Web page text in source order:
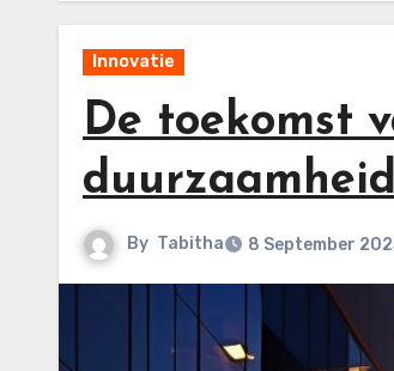
Innovatie
De toekomst
By Tabitha 8 September